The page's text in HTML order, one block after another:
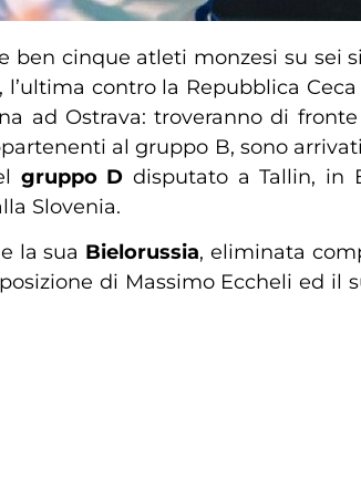
ben cinque atleti monzesi su sei
contro la Repubblica
ad Ostrava: troveranno di
al gruppo B, sono
gruppo D disputato a Tallin, in
Slovenia.
e la sua Bielorussia, eliminata
di Massimo Eccheli ed